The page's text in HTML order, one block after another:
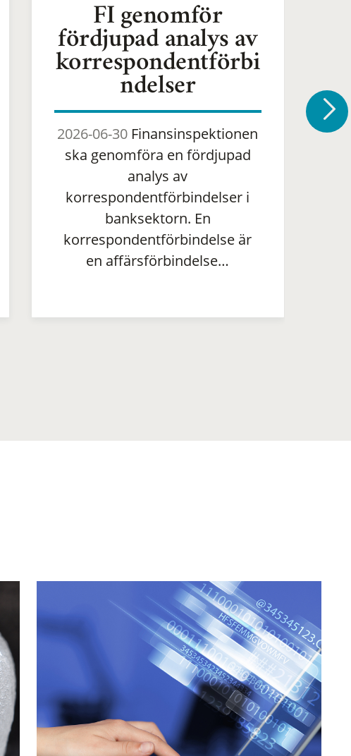
FI genomför
fördjupad analys av
korrespondentförbi
ndelser
2026-06-30 Finansinspektionen
ska genomföra en fördjupad
analys av
korrespondentförbindelser i
banksektorn. En
korrespondentförbindelse är
en affärsförbindelse…